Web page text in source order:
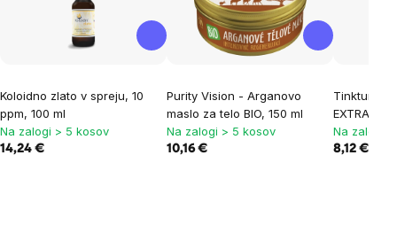
Koloidno zlato v spreju, 10
ppm, 100 ml
Na zalogi > 5 kosov
14,24 €
Purity Vision - Arganovo
maslo za telo BIO, 150 ml
Na zalogi > 5 kosov
10,16 €
Tinktura
EXTRA
Na zalogi
8,12 €